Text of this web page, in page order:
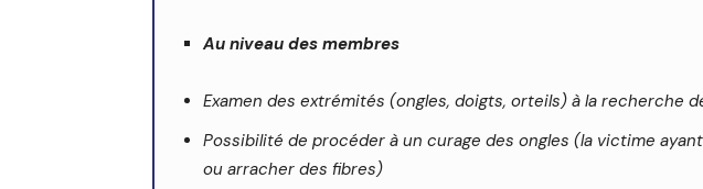
Au niveau des membres
Examen des extrémités (ongles, doigts, orteils) à la recherche
Possibilité de procéder à un curage des ongles (la victime
ou arracher des fibres)